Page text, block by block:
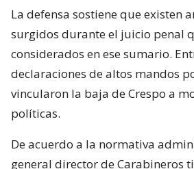
La defensa sostiene que existen
surgidos durante el juicio penal
considerados en ese sumario.
declaraciones de altos mandos
vincularon la baja de Crespo a
políticas.
De acuerdo a la normativa
general director de Carabineros